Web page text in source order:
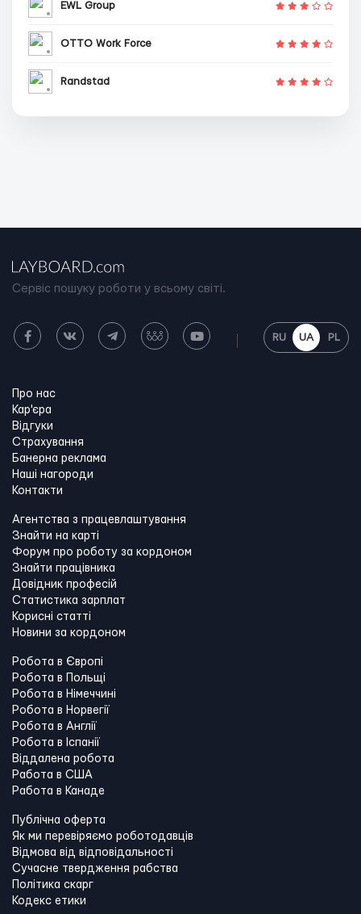
EWL Group
OTTO Work Force
Randstad
Сервіс пошуку роботи у всьому світі.
RU UA PL
Про нас
Кар'єра
Відгуки
Страхування
Банерна реклама
Наші нагороди
Контакти
Агентства з працевлаштування
Знайти на карті
Форум про роботу за кордоном
Знайти працівника
Довідник професій
Статистика зарплат
Корисні статті
Новини за кордоном
Робота в Європі
Робота в Польщі
Робота в Німеччині
Робота в Норвегії
Робота в Англії
Робота в Іспанії
Віддалена робота
Работа в США
Работа в Канадe
Публічна оферта
Як ми перевіряємо роботодавців
Відмова від відповідальності
Сучасне твердження рабства
Політика скарг
Кодекс етики